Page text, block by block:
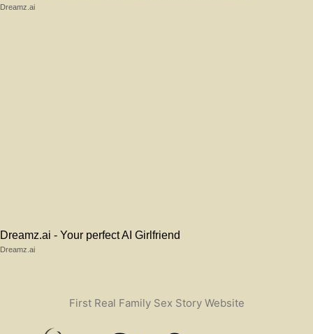
Dreamz.ai
Dreamz.ai - Your perfect AI Girlfriend
Dreamz.ai
First Real Family Sex Story Website